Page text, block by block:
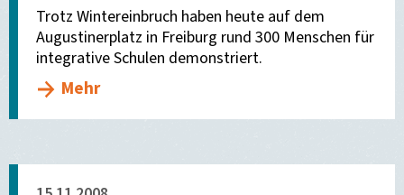
Trotz Wintereinbruch haben heute auf dem
Augustinerplatz in Freiburg rund 300 Menschen für
integrative Schulen demonstriert.
Mehr